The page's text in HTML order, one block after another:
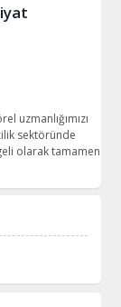
uzmanlığımızı
sektöründe
olarak tamamen